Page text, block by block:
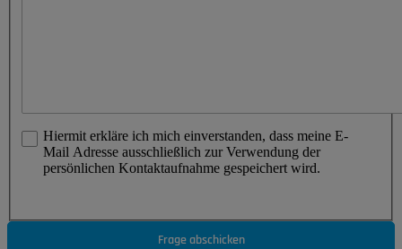
Hiermit erkläre ich mich einverstanden, dass meine E-
Mail Adresse ausschließlich zur Verwendung der
persönlichen Kontaktaufnahme gespeichert wird.
Frage abschicken